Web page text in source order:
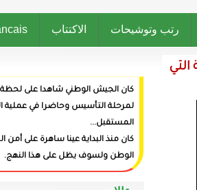
الاكتتاب Francais
الوطني شاهدا على لحظة ميلاد الدولة وراعيا
وحاضرا في عملية البناء وفاعلا في صنع
عينا ساهرة على أمن المواطنين وعزة
يظل على هذا النهج.